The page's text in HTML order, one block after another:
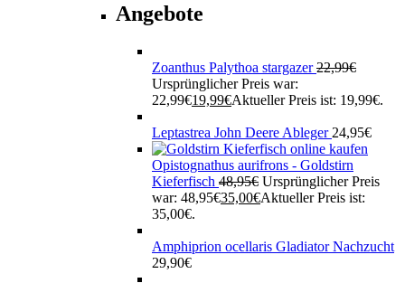
Angebote
Zoanthus Palythoa stargazer22,99€
Ursprünglicher Preis war:
22,99€19,99€Aktueller Preis ist: 19,99€.
Leptastrea John Deere Ableger24,95€
Opistognathus aurifrons - Goldstirn
Kieferfisch 48,95€ Ursprünglicher Preis
war: 48,95€35,00€Aktueller Preis ist:
35,00€.
Amphiprion ocellaris Gladiator Nachzucht
29,90€